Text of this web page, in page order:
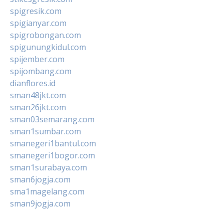
spigresik.com
spigianyar.com
spigrobongan.com
spigunungkidul.com
spijember.com
spijombang.com
dianflores.id
sman48jkt.com
sman26jkt.com
sman03semarang.com
sman1sumbar.com
smanegeri1bantul.com
smanegeri1bogor.com
sman1surabaya.com
sman6jogja.com
sma1magelang.com
sman9jogja.com